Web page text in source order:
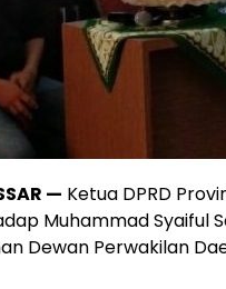
— Ketua DPRD
Muhammad Syaiful
Dewan Perwakilan